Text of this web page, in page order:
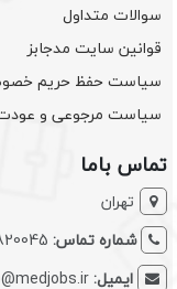
سوالات متداول
قوانین سایت مدجابز
سیاست حفظ حریم
سیاست مرجوعی و
تماس باما
تهران
شماره تماس:
ایمیل: